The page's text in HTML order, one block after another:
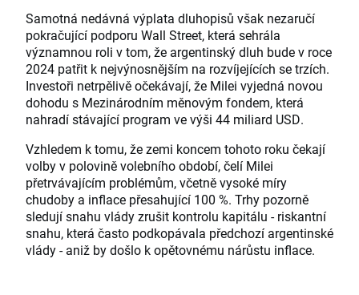
Samotná nedávná výplata dluhopisů však nezaručí
pokračující podporu Wall Street, která sehrála
významnou roli v tom, že argentinský dluh bude v roce
2024 patřit k nejvýnosnějším na rozvíjejících se trzích.
Investoři netrpělivě očekávají, že Milei vyjedná novou
dohodu s Mezinárodním měnovým fondem, která
nahradí stávající program ve výši 44 miliard USD.
Vzhledem k tomu, že zemi koncem tohoto roku čekají
volby v polovině volebního období, čelí Milei
přetrvávajícím problémům, včetně vysoké míry
chudoby a inflace přesahující 100 %. Trhy pozorně
sledují snahu vlády zrušit kontrolu kapitálu - riskantní
snahu, která často podkopávala předchozí argentinské
vlády - aniž by došlo k opětovnému nárůstu inflace.